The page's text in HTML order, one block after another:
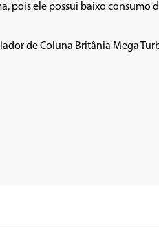
pois ele possui baixo consumo
de Coluna Britânia Mega